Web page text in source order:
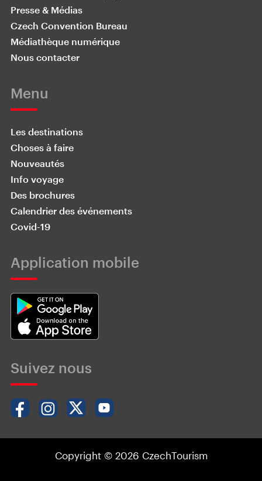
Presse & Médias
Czech Convention Bureau
Médiathèque numérique
Nous contacter
Menu
Les destinations
Choses à faire
Nouveautés
Info voyage
Des brochures
Calendrier des événements
Covid-19
Application mobile
Suivez nous
Copyright © 2026 CzechTourism